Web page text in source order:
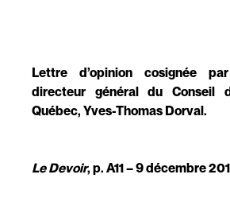
Lettre d’opinion cosignée
directeur général du Conseil
Québec, Yves-Thomas Dorval.
Le Devoir, p. A11 – 9 décembre